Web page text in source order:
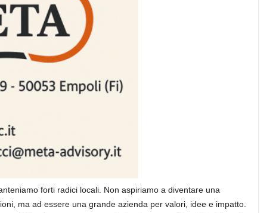
forti radici locali. Non aspiriamo a diventare una
ma ad essere una grande azienda per valori, idee e impatto.